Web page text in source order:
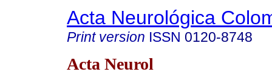
Acta Neurológica
Print version ISSN 0120-8748
Acta Neurol